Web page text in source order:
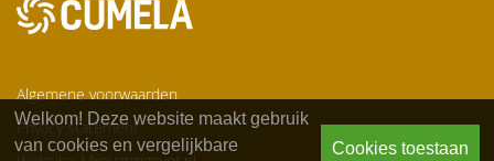
Algemene voorwaarden
Privacy statement
Welkom! Deze website maakt gebruik
van cookies en vergelijkbare
Cookies toestaan